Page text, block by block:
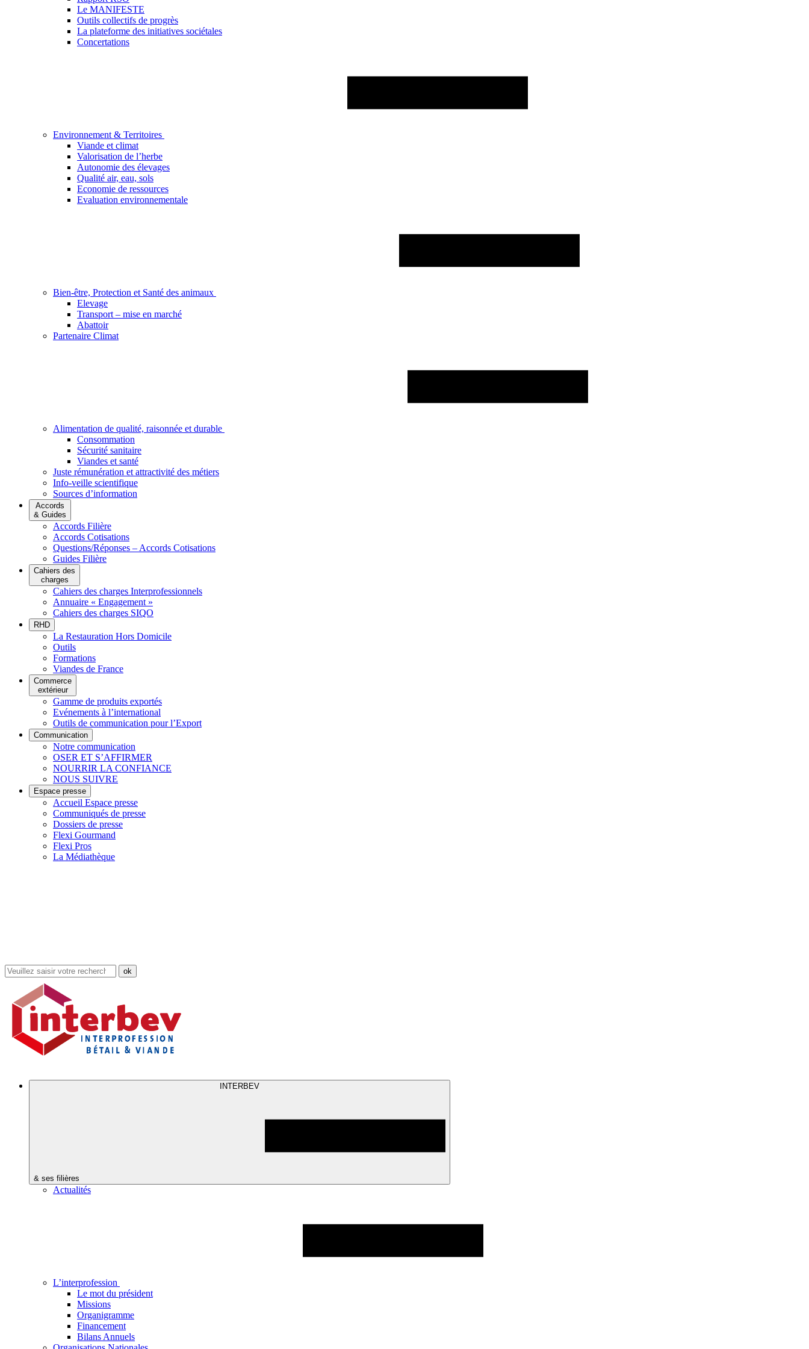
Le MANIFESTE
Outils collectifs de progrès
La plateforme des initiatives sociétales
Concertations
Environnement & Territoires
Viande et climat
Valorisation de l’herbe
Autonomie des élevages
Qualité air, eau, sols
Economie de ressources
Evaluation environnementale
Bien-être, Protection et Santé des animaux
Elevage
Transport – mise en marché
Abattoir
Partenaire Climat
Alimentation de qualité, raisonnée et durable
Consommation
Sécurité sanitaire
Viandes et santé
Juste rémunération et attractivité des métiers
Info-veille scientifique
Sources d’information
Accords
& Guides
Accords Filière
Accords Cotisations
Questions/Réponses – Accords Cotisations
Guides Filière
Cahiers des
charges
Cahiers des charges Interprofessionnels
Annuaire « Engagement »
Cahiers des charges SIQO
RHD
La Restauration Hors Domicile
Outils
Formations
Viandes de France
Commerce
extérieur
Gamme de produits exportés
Evénements à l’international
Outils de communication pour l’Export
Communication
Notre communication
OSER ET S’AFFIRMER
NOURRIR LA CONFIANCE
NOUS SUIVRE
Espace presse
Accueil Espace presse
Communiqués de presse
Dossiers de presse
Flexi Gourmand
Flexi Pros
La Médiathèque
Rechercher
dans
site
INTERBEV
& ses filières
Actualités
L’interprofession
Le mot du président
Missions
Organigramme
Financement
Bilans Annuels